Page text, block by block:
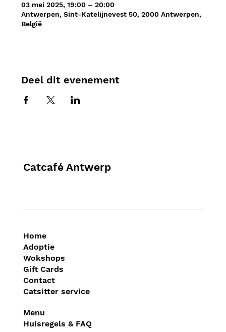
03 mei 2025, 19:00 – 20:00
Antwerpen, Sint-Katelijnevest 50, 2000 Antwerpen,
België
Deel dit evenement
Catcafé Antwerp
Home
Adoptie
Wokshops
Gift Cards
Contact
Catsitter service
Menu
Huisregels & FAQ